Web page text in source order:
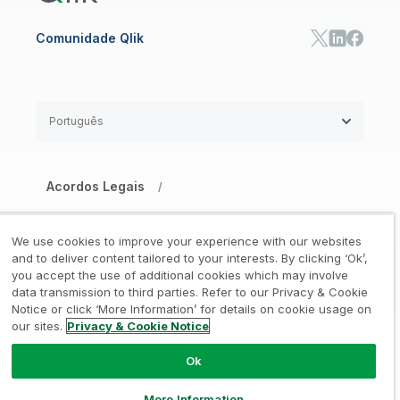
Comunidade Qlik
Acordos Legais /
Marcas Registradas / Confiança /
Termos de Uso /
Não compartilhe minhas informações
© 1993-2026 QlikTech International
AB, Todos os direitos reservados
Português
We use cookies to improve your experience with our websites
and to deliver content tailored to your interests. By clicking ‘Ok’,
you accept the use of additional cookies which may involve
data transmission to third parties. Refer to our Privacy & Cookie
Notice or click ‘More Information’ for details on cookie usage on
our sites. Privacy & Cookie Notice
Ok